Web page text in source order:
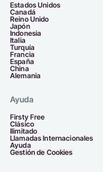
Estados Unidos
Canadá
Reino Unido
Japón
Indonesia
Italia
Turquía
Francia
España
China
Alemania
Ayuda
Firsty Free
Clásico
Ilimitado
Llamadas Internacionales
Ayuda
Gestión de Cookies